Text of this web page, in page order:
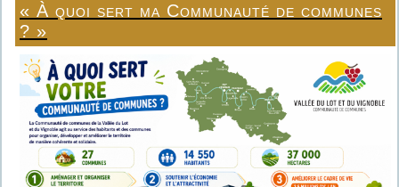
« À quoi sert ma Communauté de communes
? »